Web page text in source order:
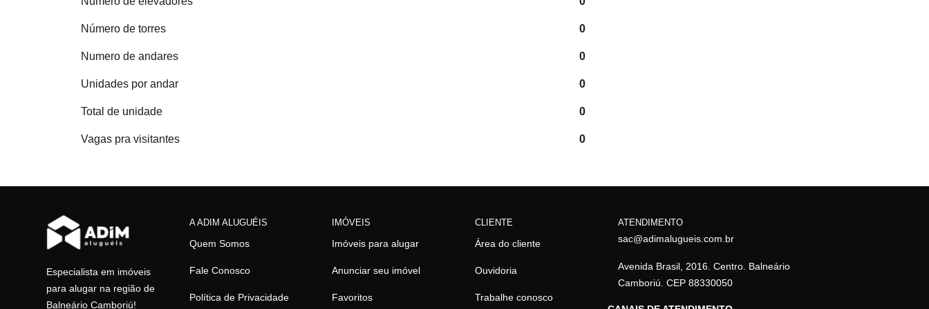
Número de torres 0
Numero de andares 0
Unidades por andar 0
Total de unidade 0
Vagas pra visitantes 0
Especialista em imóveis
para alugar na região de
Balneário Camboriú!
A ADIM ALUGUÉIS
Quem Somos
Fale Conosco
Política de Privacidade
IMÓVEIS
Imóveis para alugar
Anunciar seu imóvel
Favoritos
CLIENTE
Área do cliente
Ouvidoria
Trabalhe conosco
ATENDIMENTO
sac@adimalugueis.com.br
Avenida Brasil, 2016. Centro. Balneário
Camboriú. CEP 88330050